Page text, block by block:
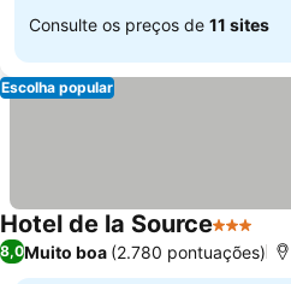
Consulte os preços de 11 sites
Escolha popular
Hotel de la Source3 Estrelas
8,0Muito boa (2.780 pontuações)